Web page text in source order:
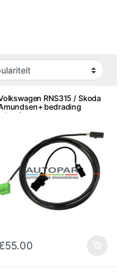
op populariteit
RNS315 / Skoda
bedrading
microfoon kabel set
55.00